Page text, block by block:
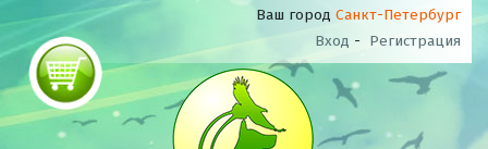
Ваш город Санкт-Петербург
Вход - Регистрация